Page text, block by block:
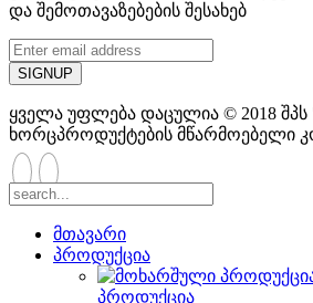
და შემოთავაზებების შესახებ
ყველა უფლება დაცულია © 2018 შპს
ხორცპროდუქტების მწარმოებელი
მთავარი
პროდუქცია
პროდუქცია